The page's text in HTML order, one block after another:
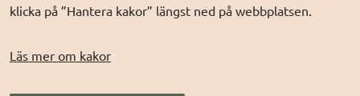
klicka på ”Hantera kakor” längst ned på webbplatsen.
Läs mer om kakor
Om sdk.digg.se
Om kakor